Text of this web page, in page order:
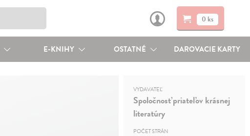
0 ks
E-KNIHY OSTATNÉ DAROVACIE KARTY
VYDAVATEĽ
Spoločnosť priateľov krásnej
literatúry
POČET STRÁN